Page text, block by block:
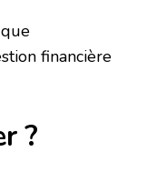
financière
?